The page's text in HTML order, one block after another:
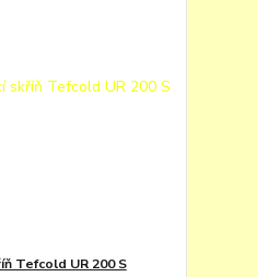
Tefcold UR 200 S